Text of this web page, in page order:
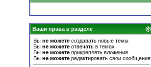
Ваши права в разделе
Вы не можете создавать новые темы
Вы не можете отвечать в темах
Вы не можете прикреплять вложения
Вы не можете редактировать свои сообщения